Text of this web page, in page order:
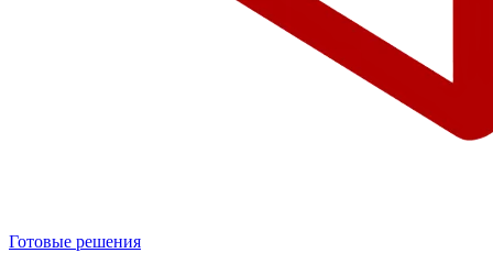
Готовые решения